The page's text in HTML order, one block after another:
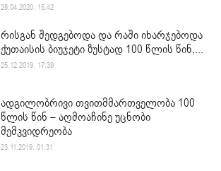
28.04.2020. 15:42
რისგან შედგებოდა და რაში იხარჯებოდა
ქუთაისის ბიუჯეტი ზუსტად 100 წლის წინ,...
25.12.2019. 17:39
ადგილობრივი თვითმმართველობა 100
წლის წინ – აღმოაჩინე უცნობი
მემკვიდრეობა
23.11.2019. 01:31